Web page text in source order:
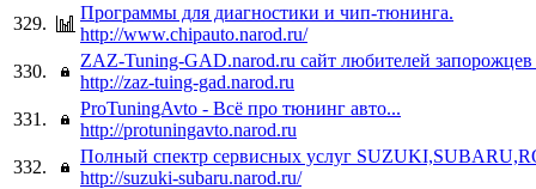
329.
Программы для диагностики и чип-тюнинга.
http://www.chipauto.narod.ru/
330.
ZAZ-Tuning-GAD.narod.ru сайт любителей
http://zaz-tuing-gad.narod.ru
331.
ProTuningAvto - Всё про тюнинг авто...
http://protuningavto.narod.ru
332.
Полный спектр сервисных услуг
http://suzuki-subaru.narod.ru/